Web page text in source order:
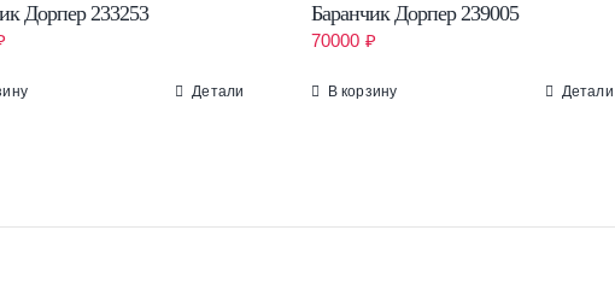
Дорпер 233253
Детали
Баранчик Дорпер 239005
70000 ₽
В корзину Детали